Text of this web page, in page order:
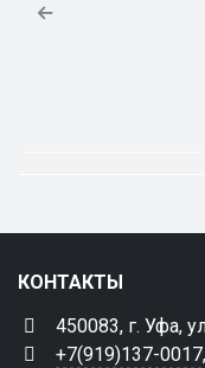
КОНТАКТЫ
450083, г. Уфа,
+7(919)137-0017,